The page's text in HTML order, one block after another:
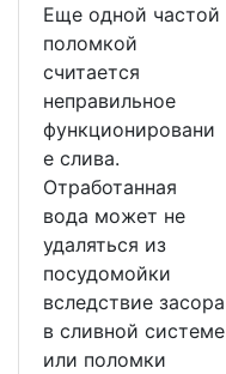
Еще одной частой
поломкой
считается
неправильное
функционировани
е слива.
Отработанная
вода может не
удаляться из
посудомойки
вследствие засора
в сливной системе
или поломки